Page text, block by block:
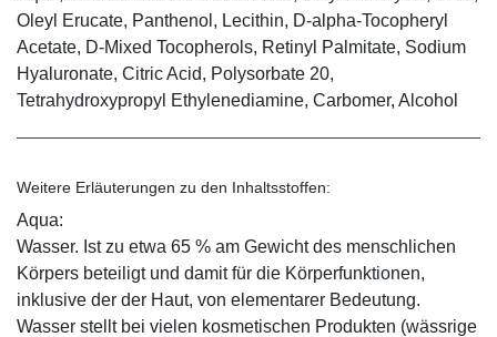
Oleyl Erucate, Panthenol, Lecithin, D-alpha-Tocopheryl
Acetate, D-Mixed Tocopherols, Retinyl Palmitate, Sodium
Hyaluronate, Citric Acid, Polysorbate 20,
Tetrahydroxypropyl Ethylenediamine, Carbomer, Alcohol
Weitere Erläuterungen zu den Inhaltsstoffen:
Aqua:
Wasser. Ist zu etwa 65 % am Gewicht des menschlichen
Körpers beteiligt und damit für die Körperfunktionen,
inklusive der der Haut, von elementarer Bedeutung.
Wasser stellt bei vielen kosmetischen Produkten (wässrige